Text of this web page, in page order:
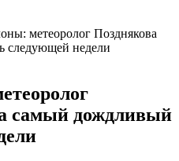
метеоролог Позднякова
следующей недели
самый дождливый